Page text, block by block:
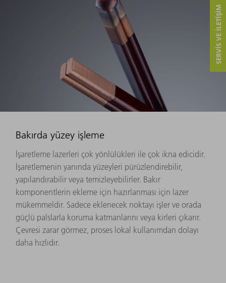
Bakırda yüzey işleme
İşaretleme lazerleri çok yönlülükleri ile çok ikna edicidir.
İşaretlemenin yanında yüzeyleri pürüzlendirebilir,
yapılandırabilir veya temizleyebilirler. Bakır
komponentlerin ekleme için hazırlanması için lazer
mükemmeldir. Sadece eklenecek noktayı işler ve orada
güçlü palslarla koruma katmanlarını veya kirleri çıkarır.
Çevresi zarar görmez, proses lokal kullanımdan dolayı
daha hızlıdır.
SERVIS VE ILETIŞIM